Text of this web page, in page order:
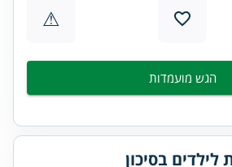
⚠
הגש מועמדות
לילדים בסיכון